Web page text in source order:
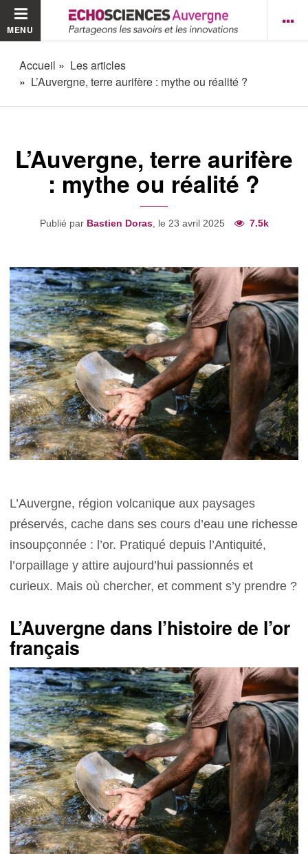
MENU
Accueil
Les articles
L’Auvergne, terre aurifère : mythe ou réalité ?
L’Auvergne, terre aurifère
: mythe ou réalité ?
Publié par Bastien Doras, le 23 avril 2025 7.5k
L’Auvergne, région volcanique aux paysages
préservés, cache dans ses cours d’eau une richesse
insoupçonnée : l’or. Pratiqué depuis l’Antiquité,
l’orpaillage y attire aujourd’hui passionnés et
curieux. Mais où chercher, et comment s’y prendre ?​
L’Auvergne dans l’histoire de l’or
français